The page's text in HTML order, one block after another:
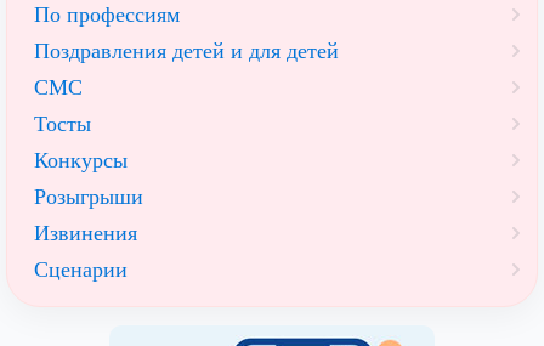
По профессиям
Поздравления детей и для детей
СМС
Тосты
Конкурсы
Розыгрыши
Извинения
Сценарии